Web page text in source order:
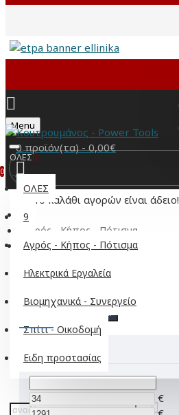
Menu
0 προϊόν(τα) - 0,00€
0
Το καλάθι αγορών είναι άδειο!
ΟΛΕΣ
ΟΛΕΣ
9
Αγρός - Κήπος - Πότισμα
Ηλεκτρικά Εργαλεία
Βιομηχανικά - Συνεργείο
Σπίτι - Οικοδομή
Ειδη προστασίας
Αγρός - Κήπος - Πότισμα
Σκαπτικά - Φρέζες
ΦΙΛΤΡΑ
€